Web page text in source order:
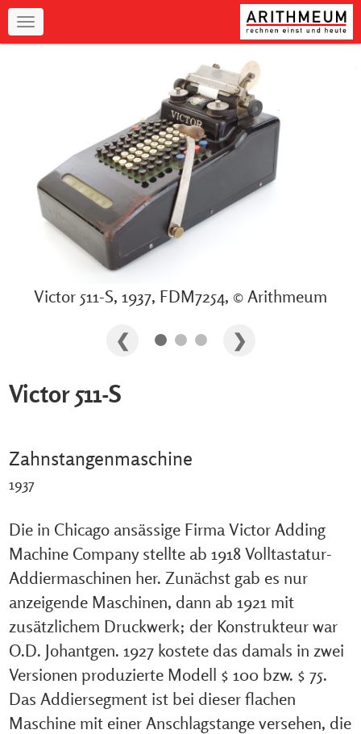
Navigation
Victor 511-S, 1937, FDM7254, © Arithmeum
Victor 511-S
Zahnstangenmaschine
1937
Die in Chicago ansässige Firma Victor Adding
Machine Company stellte ab 1918 Volltastatur-
Addiermaschinen her. Zunächst gab es nur
anzeigende Maschinen, dann ab 1921 mit
zusätzlichem Druckwerk; der Konstrukteur war
O.D. Johantgen. 1927 kostete das damals in zwei
Versionen produzierte Modell $ 100 bzw. $ 75.
Das Addiersegment ist bei dieser flachen
Maschine mit einer Anschlagstange versehen, die